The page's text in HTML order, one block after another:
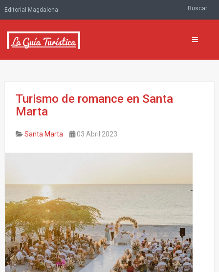
Editorial Magdalena Buscar
Turismo de romance en Santa
Marta
Santa Marta 03 Abril 2023